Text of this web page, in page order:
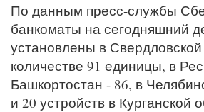
По данным пресс-службы
банкоматы на сегодняшний
установлены в
количестве 91 единицы, в
Башкортостан - 86, в
и 20 устройств в Курганской